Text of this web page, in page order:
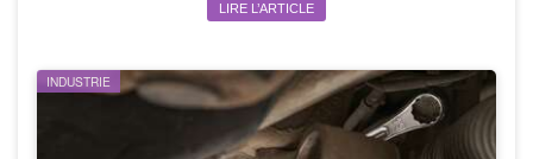
LIRE L’ARTICLE
INDUSTRIE